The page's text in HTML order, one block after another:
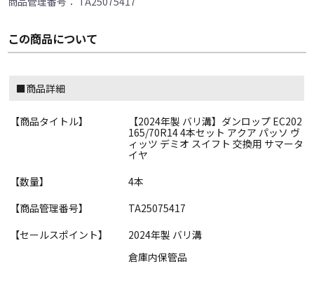
この商品について
■商品詳細
【商品タイトル】
【2024年製 バリ溝】ダンロップ EC202
165/70R14 4本セット アクア パッソ ヴ
ィッツ デミオ スイフト 交換用 サマータ
イヤ
【数量】
4本
【商品管理番号】
TA25075417
【セールスポイント】
2024年製 バリ溝
倉庫内保管品